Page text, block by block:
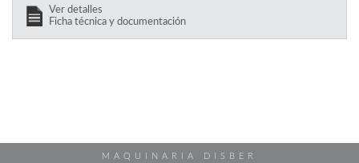
Ver detalles
Ficha técnica y documentación
MAQUINARIA DISBER